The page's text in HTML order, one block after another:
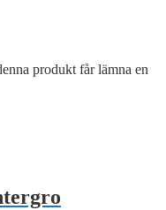
produkt får lämna en